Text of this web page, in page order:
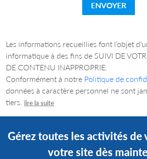
ENVOYER
Les informations recueillies font l’objet
informatique à des fins de SUIVI DE
DE CONTENU INAPPROPRIE.
Conformément à notre Politique de
données à caractère personnel ne sont
tiers.
lire la suite
Gérez toutes les activités de
votre site dès